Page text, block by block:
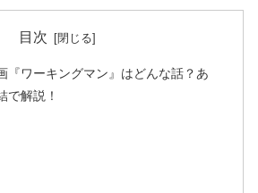
目次
『ワーキングマン』はどんな話？あ
で解説！